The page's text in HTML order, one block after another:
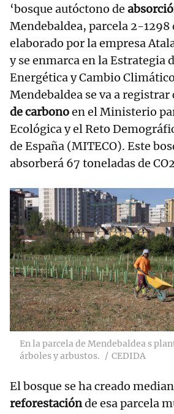
‘bosque autóctono de
Mendebaldea, parcela 2-1298
elaborado por la empresa
y se enmarca en la Estrategia
Energética y Cambio
Mendebaldea se va a registrar
de carbonoen el Ministerio
Ecológica y el Reto
de España (MITECO). Este
absorberá 67 toneladas de
En la parcela de Mendebaldea s
árboles y arbustos.
CEDIDA
El bosque se ha creado
reforestaciónde esa parcela